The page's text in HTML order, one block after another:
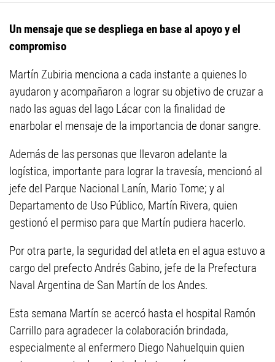
Un mensaje que se despliega en base al apoyo y el
compromiso
Martín Zubiria menciona a cada instante a quienes lo
ayudaron y acompañaron a lograr su objetivo de cruzar a
nado las aguas del lago Lácar con la finalidad de
enarbolar el mensaje de la importancia de donar sangre.
Además de las personas que llevaron adelante la
logística, importante para lograr la travesía, mencionó al
jefe del Parque Nacional Lanín, Mario Tome; y al
Departamento de Uso Público, Martín Rivera, quien
gestionó el permiso para que Martín pudiera hacerlo.
Por otra parte, la seguridad del atleta en el agua estuvo a
cargo del prefecto Andrés Gabino, jefe de la Prefectura
Naval Argentina de San Martín de los Andes.
Esta semana Martín se acercó hasta el hospital Ramón
Carrillo para agradecer la colaboración brindada,
especialmente al enfermero Diego Nahuelquin quien